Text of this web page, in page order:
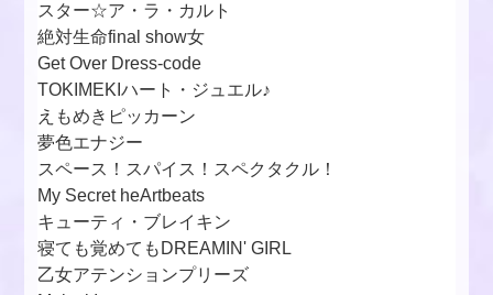
スター☆ア・ラ・カルト
絶対生命final show女
Get Over Dress-code
TOKIMEKIハート・ジュエル♪
えもめきピッカーン
夢色エナジー
スペース！スパイス！スペクタクル！
My Secret heArtbeats
キューティ・ブレイキン
寝ても覚めてもDREAMIN' GIRL
乙女アテンションプリーズ